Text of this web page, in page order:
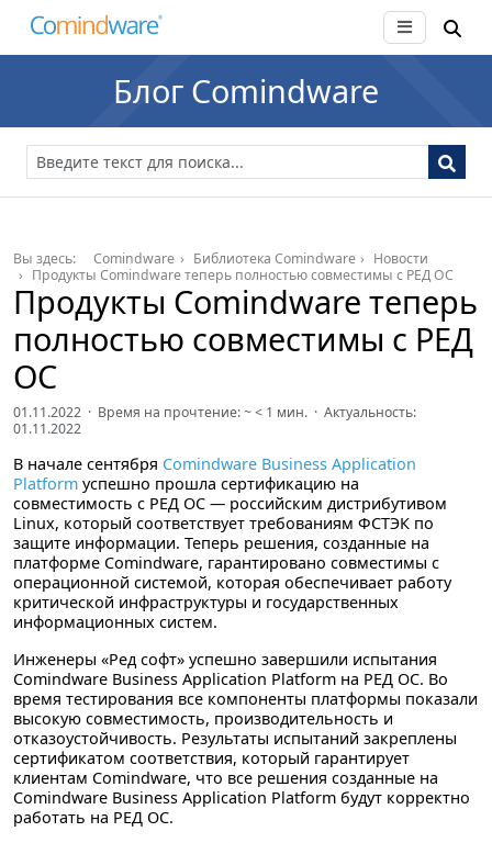
Блог Comindware
Вы здесь: Comindware Библиотека Comindware
Новости
Продукты Comindware теперь полностью совместимы с РЕД ОС
Продукты Comindware теперь
полностью совместимы с РЕД
ОС
01.11.2022 · Время на прочтение: ~< 1 мин. · Актуальность:
01.11.2022
В начале сентября Comindware Business Application
Platform успешно прошла сертификацию на
совместимость с РЕД ОС — российским дистрибутивом
Linux, который соответствует требованиям ФСТЭК по
защите информации. Теперь решения, созданные на
платформе Comindware, гарантировано совместимы с
операционной системой, которая обеспечивает работу
критической инфраструктуры и государственных
информационных систем.
Инженеры «Ред софт» успешно завершили испытания
Comindware Business Application Platform на РЕД ОС. Во
время тестирования все компоненты платформы показали
высокую совместимость, производительность и
отказоустойчивость. Результаты испытаний закреплены
сертификатом соответствия, который гарантирует
клиентам Comindware, что все решения созданные на
Comindware Business Application Platform будут корректно
работать на РЕД ОС.